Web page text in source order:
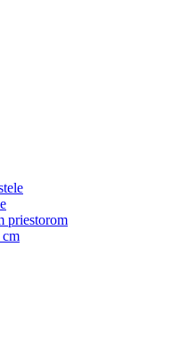
priestorom
cm